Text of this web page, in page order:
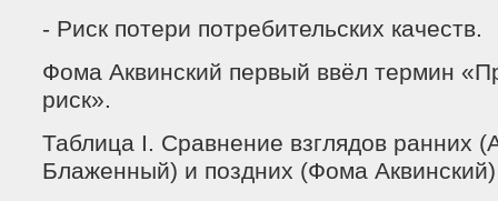
- Риск потери потребительских качеств.
Фома Аквинский первый ввёл термин
риск».
Таблица I. Сравнение взглядов ранних
Блаженный) и поздних (Фома Аквинский)